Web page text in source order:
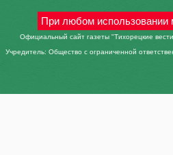
При любом использовании
Официальный сайт газеты "Тихорецкие
Учредитель: Общество с ограниченной